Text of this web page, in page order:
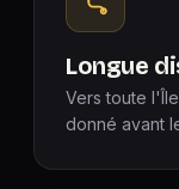
Longue
Vers toute
donné avant